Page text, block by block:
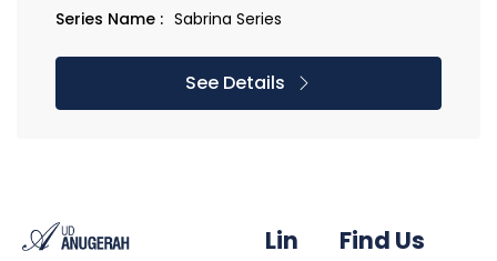
Series Name : Sabrina Series
See Details
Lin
Find Us